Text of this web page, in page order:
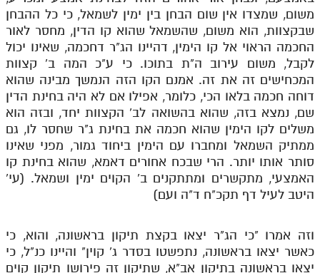
משום, שמצדו אין שום הבחן בין ימין לשמאל, כי כל ההבחן
שבקצוות, הוא משום, שהשמאל שהוא קו הדין, מחסר לאור
החכמה הראוי אל קו הימין, דהיינו הג"ר דחכמה, שאינו יכול
לקבל, משום עירוב ה"ת בתוכו. כי ע"כ המה ב' קצוות
המכחישים זה את זה. אמנם הקו הזה הנמשך מבינה שהוא
דוחה חכמה בלאו הכי, כלומר, אפילו אם לא היה בחינת הדין
שם, נמצא בזה, שהוא בהשואה לב' הקצוות יחד, ובזה הוא
משלים לקו הימין שהוא חכמה את בחינת ג"ר שחסר לו, גם
ממתיק השמאל ומחברו עם הימין ביחוד גמור, מפני שאינו
סותר אותו יותר. הרי שבכח אחורים דאמא, שהוא בחינת קו
האמצעי, מתקשרים ומתתקנים ב' הקוים ימין ושמאל. (עי'
היטב לעיל דף תקכ"ח ד"ה ועם)
וזה אמרו "כי הג"ר יצאו בקצת תיקון בראשונה, והוא, כי
כאשר יצאו בראשונה, נתפשטו בסדר ג' קוין" והיינו כנ"ל, כי
יצאו בראשונה בתיקון אב"א, שתיקון זה פירושו תיקון קוים